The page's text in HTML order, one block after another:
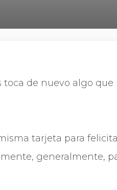
toca de nuevo algo que
tarjeta para
generalmente,